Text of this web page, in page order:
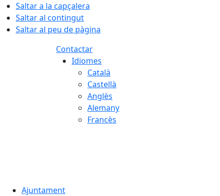
Saltar a la capçalera
Saltar al contingut
Saltar al peu de pàgina
Contactar
Idiomes
Català
Castellà
Anglès
Alemany
Francès
Ajuntament